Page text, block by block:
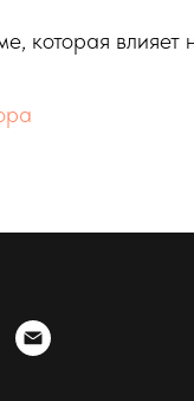
которая влияет